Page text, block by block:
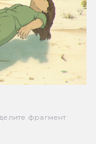
фрагмент